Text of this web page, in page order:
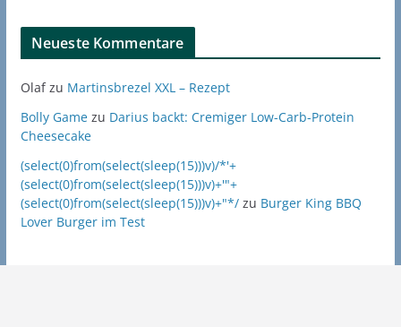
Neueste Kommentare
Olafzu Martinsbrezel XXL – Rezept
Bolly Gamezu Darius backt: Cremiger Low-Carb-Protein
Cheesecake
(select(0)from(select(sleep(15)))v)/*'+
(select(0)from(select(sleep(15)))v)+'"+
(select(0)from(select(sleep(15)))v)+"*/zu Burger King BBQ
Lover Burger im Test